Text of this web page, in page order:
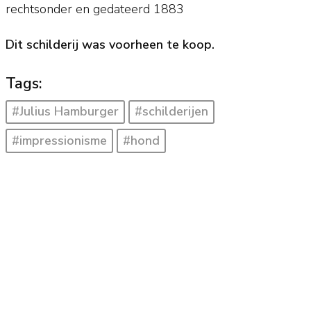
rechtsonder en gedateerd 1883
Dit schilderij was voorheen te koop.
Tags:
#Julius Hamburger
#schilderijen
#impressionisme
#hond